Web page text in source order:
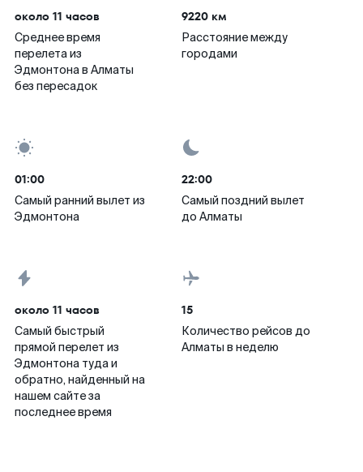
около 11 часов
Среднее время
перелета из
Эдмонтона в Алматы
без пересадок
9220 км
Расстояние между
городами
01:00
Самый ранний вылет из
Эдмонтона
22:00
Самый поздний вылет
до Алматы
около 11 часов
Самый быстрый
прямой перелет из
Эдмонтона туда и
обратно, найденный на
нашем сайте за
последнее время
15
Количество рейсов до
Алматы в неделю